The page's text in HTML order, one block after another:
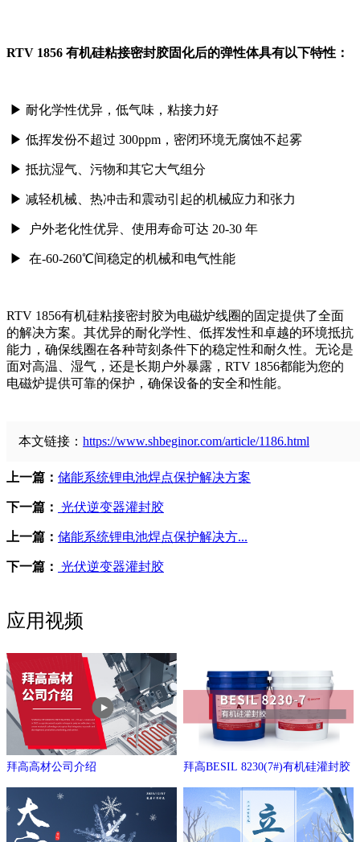
RTV 1856 有机硅粘接密封胶固化后的弹性体具有以下特性：
▶ 耐化学性优异，低气味，粘接力好
▶ 低挥发份不超过 300ppm，密闭环境无腐蚀不起雾
▶ 抵抗湿气、污物和其它大气组分
▶ 减轻机械、热冲击和震动引起的机械应力和张力
▶ 户外老化性优异、使用寿命可达 20-30 年
▶ 在-60-260℃间稳定的机械和电气性能
RTV 1856有机硅粘接密封胶为电磁炉线圈的固定提供了全面
的解决方案。其优异的耐化学性、低挥发性和卓越的环境抵抗
能力，确保线圈在各种苛刻条件下的稳定性和耐久性。无论是
面对高温、湿气，还是长期户外暴露，RTV 1856都能为您的
电磁炉提供可靠的保护，确保设备的安全和性能。
本文链接： https://www.shbeginor.com/article/1186.html
上一篇： 储能系统锂电池焊点保护解决方案
下一篇： 光伏逆变器灌封胶
上一篇： 储能系统锂电池焊点保护解决方...
下一篇： 光伏逆变器灌封胶
应用视频
拜高高材公司介绍 拜高BESIL 8230(7#)有机硅灌封胶